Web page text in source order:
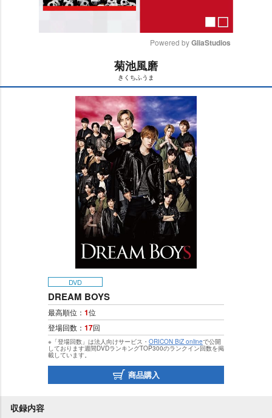
t
Powered by GliaStudios
菊池風磨
きくちふうま
DVD
DREAM BOYS
最高順位： 1位
登場回数： 17回
※「登場回数」は法人向けサービス・ ORICON BiZ onlineで公開
しております週間DVDランキングTOP300のランクイン回数を掲
載しています。
商品購入
収録内容